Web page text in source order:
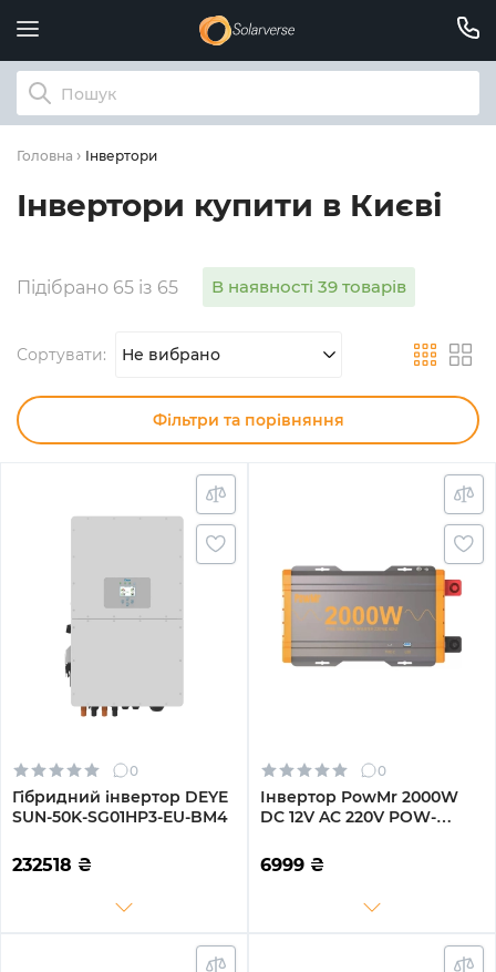
Головна Інвертори
Інвертори купити в Києві
Підібрано 65 із 65 В наявності 39 товарів
Сортувати: Не вибрано
Фільтри та порівняння
0
Гібридний інвертор DEYE
SUN-50K-SG01HP3-EU-BM4
232518 ₴
0
Інвертор PowMr 2000W
DC 12V AC 220V POW-
6999 ₴